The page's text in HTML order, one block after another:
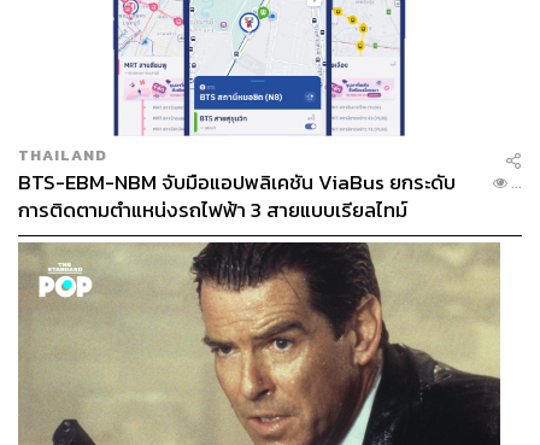
THAILAND
BTS-EBM-NBM จับมือแอปพลิเคชัน ViaBus ยกระดับ
การติดตามตำแหน่งรถไฟฟ้า 3 สายแบบเรียลไทม์
...